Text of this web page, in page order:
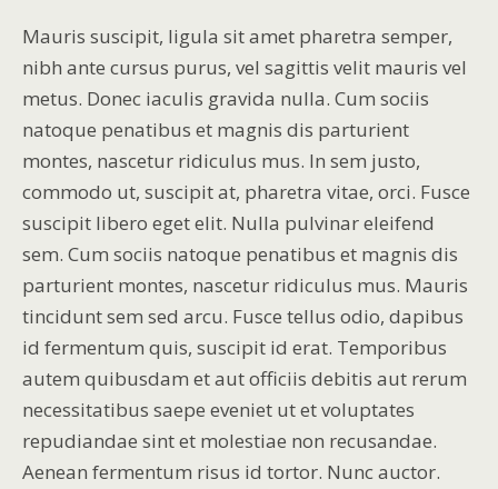
Mauris suscipit, ligula sit amet pharetra semper,
nibh ante cursus purus, vel sagittis velit mauris vel
metus. Donec iaculis gravida nulla. Cum sociis
natoque penatibus et magnis dis parturient
montes, nascetur ridiculus mus. In sem justo,
commodo ut, suscipit at, pharetra vitae, orci. Fusce
suscipit libero eget elit. Nulla pulvinar eleifend
sem. Cum sociis natoque penatibus et magnis dis
parturient montes, nascetur ridiculus mus. Mauris
tincidunt sem sed arcu. Fusce tellus odio, dapibus
id fermentum quis, suscipit id erat. Temporibus
autem quibusdam et aut officiis debitis aut rerum
necessitatibus saepe eveniet ut et voluptates
repudiandae sint et molestiae non recusandae.
Aenean fermentum risus id tortor. Nunc auctor.